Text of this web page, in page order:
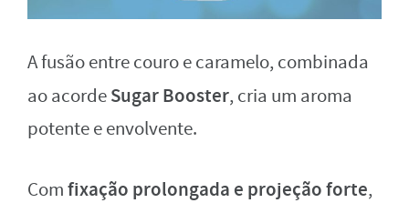
A fusão entre couro e caramelo, combinada
ao acordeSugar Booster, cria um aroma
potente e envolvente.
Comfixação prolongada e projeção forte,